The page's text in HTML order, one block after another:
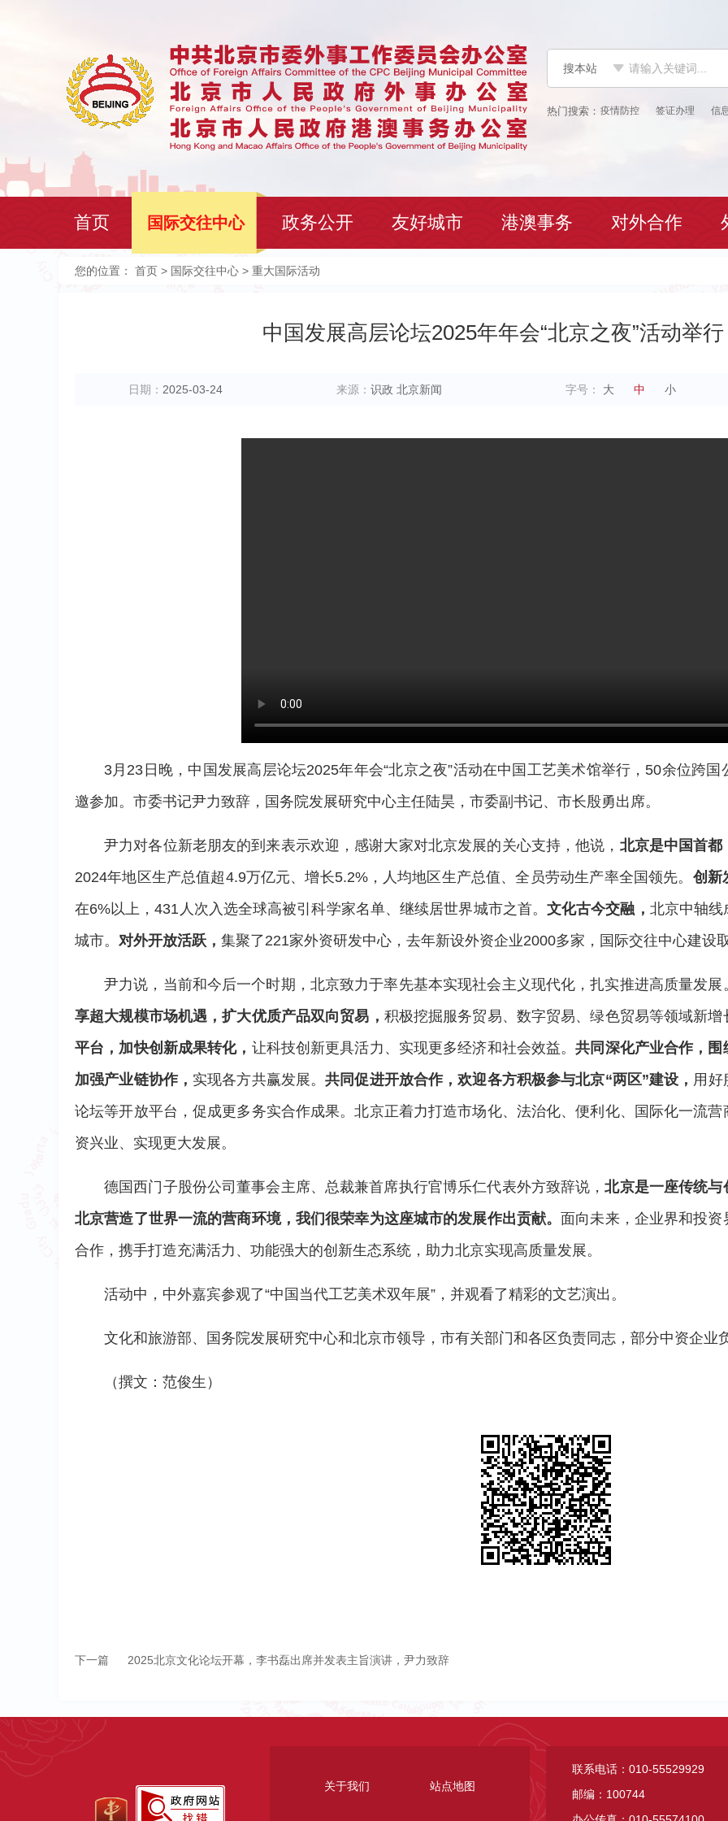
搜本站
疫情防控 签证办理 信
首页 国际交往中心 政务公开 友好城市 港澳事务 对外合作
您的位置： 首页 > 国际交往中心 > 重大国际活动
中国发展高层论坛2025年年会“北京之夜”活动举
日期： 2025-03-24 来源： 识政 北京新闻 字号： 大 中 小
3月23日晚，中国发展高层论坛2025年年会“北京之夜”活动在中国工艺美术馆举行，50余位跨
邀参加。市委书记尹力致辞，国务院发展研究中心主任陆昊，市委副书记、市长殷勇出席。
尹力对各位新老朋友的到来表示欢迎，感谢大家对北京发展的关心支持，他说， 北京是中国首都
2024年地区生产总值超4.9万亿元、增长5.2%，人均地区生产总值、全员劳动生产率全国领先。 创新
在6%以上，431人次入选全球高被引科学家名单、继续居世界城市之首。 文化古今交融， 北京中轴线
城市。 对外开放活跃， 集聚了221家外资研发中心，去年新设外资企业2000多家，国际交往中心建设
尹力说，当前和今后一个时期，北京致力于率先基本实现社会主义现代化，扎实推进高质量发展
享超大规模市场机遇，扩大优质产品双向贸易， 积极挖掘服务贸易、数字贸易、绿色贸易等领域新增
平台，加快创新成果转化， 让科技创新更具活力、实现更多经济和社会效益。共同深化产业合作，
加强产业链协作， 实现各方共赢发展。共同促进开放合作，欢迎各方积极参与北京“两区”建设， 用好
论坛等开放平台，促成更多务实合作成果。北京正着力打造市场化、法治化、便利化、国际化一流
资兴业、实现更大发展。
德国西门子股份公司董事会主席、总裁兼首席执行官博乐仁代表外方致辞说，北京是一座传统
北京营造了世界一流的营商环境，我们很荣幸为这座城市的发展作出贡献。 面向未来，企业界和投
合作，携手打造充满活力、功能强大的创新生态系统，助力北京实现高质量发展。
活动中，中外嘉宾参观了“中国当代工艺美术双年展”，并观看了精彩的文艺演出。
文化和旅游部、国务院发展研究中心和北京市领导，市有关部门和各区负责同志，部分中资企业
（撰文：范俊生）
下一篇 2025北京文化论坛开幕，李书磊出席并发表主旨演讲，尹力致辞
关于我们 站点地图
联系电话：010-55529929
邮编：100744